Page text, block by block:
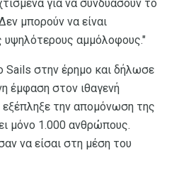
για να συνδυάσουν το
μπορούν να είναι
αμμόλοφους."
Sails στην έρημο και δήλωσε
έμφαση στον ιθαγενή
εξέπληξε την απομόνωση της
μόνο 1.000 ανθρώπους.
να είσαι στη μέση του